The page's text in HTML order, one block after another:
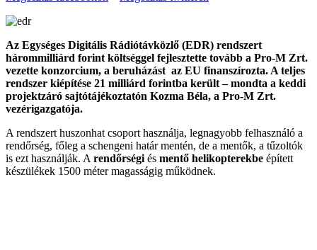
Az Egységes Digitális Rádiótávközlő (EDR) rendszert
hárommilliárd forint költséggel fejlesztette tovább a Pro-M Zrt.
vezette konzorcium, a beruházást az EU finanszírozta. A teljes
rendszer kiépítése 21 milliárd forintba került – mondta a keddi
projektzáró sajtótájékoztatón Kozma Béla, a Pro-M Zrt.
vezérigazgatója.
A rendszert huszonhat csoport használja, legnagyobb felhasználó a
rendőrség, főleg a schengeni határ mentén, de a mentők, a tűzoltók
is ezt használják. A rendőrségi és mentő helikopterekbe épített
készülékek 1500 méter magasságig működnek.